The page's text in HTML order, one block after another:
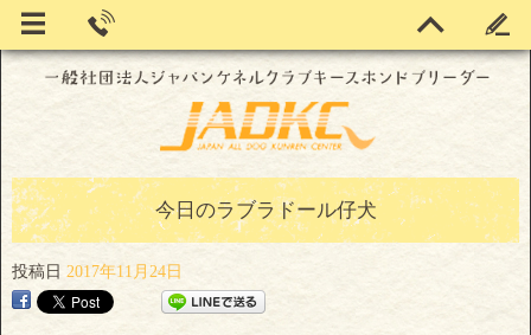
今日のラブラドール仔犬
投稿日 2017年11月24日